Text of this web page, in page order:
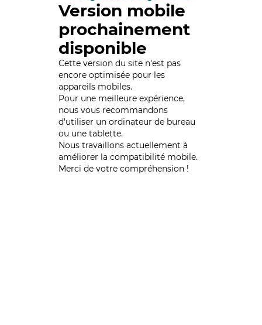
Version mobile
prochainement
disponible
Cette version du site n’est pas
encore optimisée pour les
appareils mobiles.
Pour une meilleure expérience,
nous vous recommandons
d'utiliser un ordinateur de bureau
ou une tablette.
Nous travaillons actuellement à
améliorer la compatibilité mobile.
Merci de votre compréhension !